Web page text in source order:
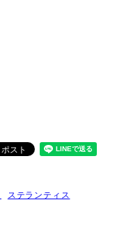
ステランティス